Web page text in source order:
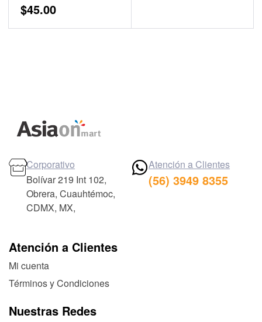
$45.00
Atención a Clientes
Mi cuenta
Términos y Condiciones
Nuestras Redes
Corporativo
Bolívar 219 Int 102,
Obrera, Cuauhtémoc,
CDMX, MX,
Atención a Clientes
(56) 3949 8355